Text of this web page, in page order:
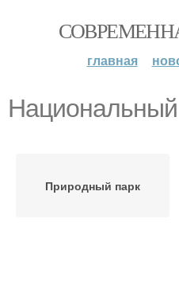
главная
Национальный
Природный парк